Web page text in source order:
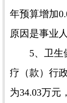
年预算增加
原因是事业
5、卫生健
疗（款）行
为34.03万元